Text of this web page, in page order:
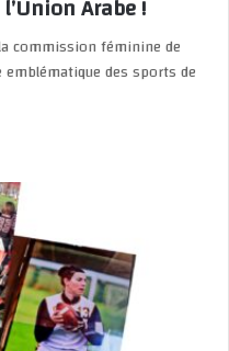
commission féminine de
emblématique des sports de